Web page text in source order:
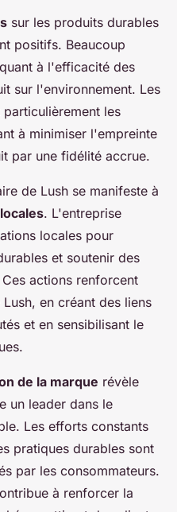
sur les produits durables
positifs. Beaucoup
à l'efficacité des
sur l'environnement. Les
les
à minimiser l'empreinte
par une fidélité accrue.
de Lush se manifeste à
. L'entreprise
locales pour
et soutenir des
actions renforcent
en créant des liens
et en sensibilisant le
de la marque révèle
un leader dans le
Les efforts constants
pratiques durables sont
par les consommateurs.
à renforcer la